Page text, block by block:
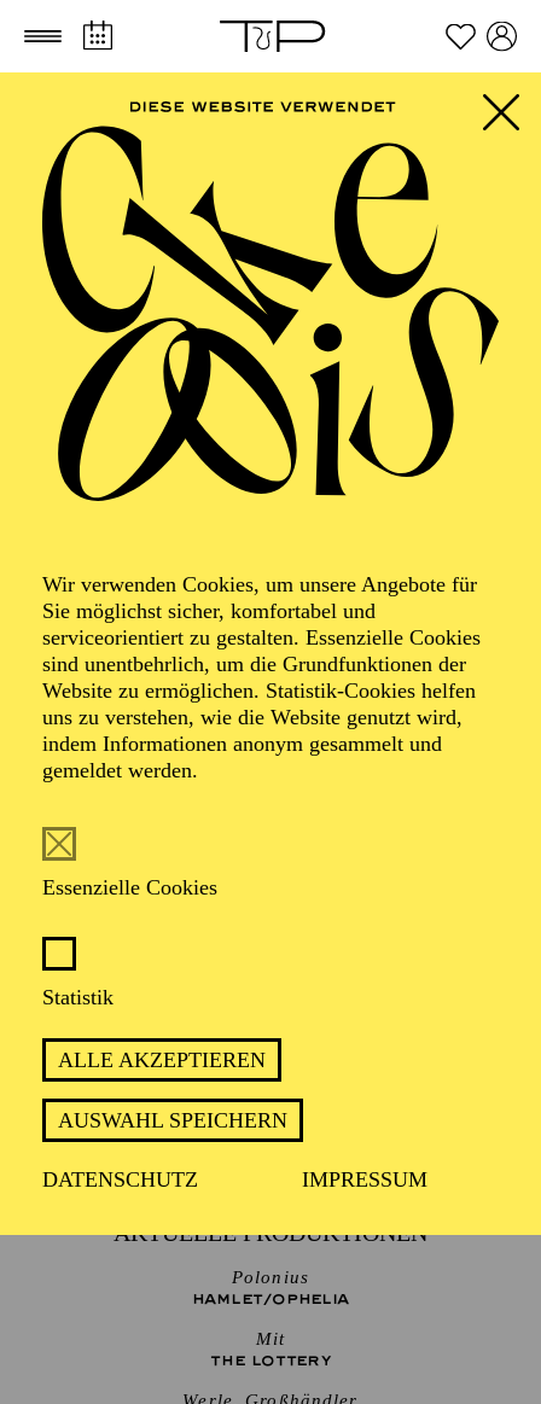
Zum Hauptinhalt springen Zum Footer springen
Wir verwenden Cookies, um unsere Angebote für
Sie möglichst sicher, komfortabel und
serviceorientiert zu gestalten. Essenzielle Cookies
sind unentbehrlich, um die Grundfunktionen der
Website zu ermöglichen. Statistik-Cookies helfen
uns zu verstehen, wie die Website genutzt wird,
indem Informationen anonym gesammelt und
gemeldet werden.
Essenzielle Cookies
Statistik
ALLE AKZEPTIEREN
AUSWAHL SPEICHERN
DATENSCHUTZ IMPRESSUM
Foto: Johan Sandberg
Jan Pröhl
Schauspiel-Ensemble
Hochschule für Musik und darstellende Kunst in
Stadt Heidelberg engagiert, danach folgten elf Jahre als
Seit Beginn der Spielzeit 2010/2011 ist er festes
Ensemblemitglied am Schauspiel Essen.
AKTUELLE PRODUKTIONEN
Polonius
HAMLET/­OPHELIA
Mit
THE ­LOTTERY